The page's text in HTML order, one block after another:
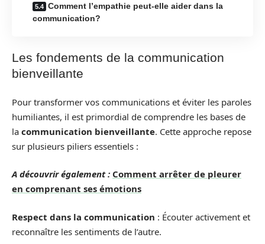
Comment l’empathie peut-elle aider dans la
communication?
Les fondements de la communication
bienveillante
Pour transformer vos communications et éviter les paroles
humiliantes, il est primordial de comprendre les bases de
la communication bienveillante. Cette approche repose
sur plusieurs piliers essentiels :
A découvrir également : Comment arrêter de pleurer
en comprenant ses émotions
Respect dans la communication : Écouter activement et
reconnaître les sentiments de l’autre.